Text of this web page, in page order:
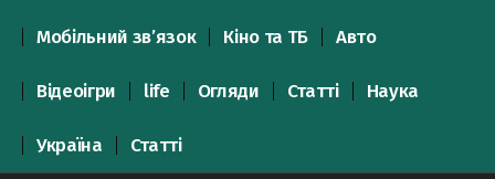
Мобільний зв’язок Кіно та ТБ Авто
Відеоігри life Огляди Статті Наука
Україна Статті